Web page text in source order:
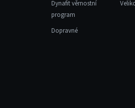
Dynafit věrnostní
program
Dopravné